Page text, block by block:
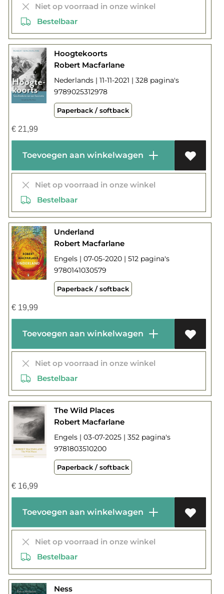
Niet op voorraad in onze winkel
Bestelbaar
Hoogtekoorts
Robert Macfarlane
Nederlands | 11-11-2021 | 328 pagina's
9789025312978
Paperback / softback
€21,99
Toevoegen aan winkelwagen
Niet op voorraad in onze winkel
Bestelbaar
Underland
Robert Macfarlane
Engels | 07-05-2020 | 512 pagina's
9780141030579
Paperback / softback
€19,99
Toevoegen aan winkelwagen
Niet op voorraad in onze winkel
Bestelbaar
The Wild Places
Robert Macfarlane
Engels | 03-07-2025 | 352 pagina's
9781803510200
Paperback / softback
€16,99
Toevoegen aan winkelwagen
Niet op voorraad in onze winkel
Bestelbaar
Ness